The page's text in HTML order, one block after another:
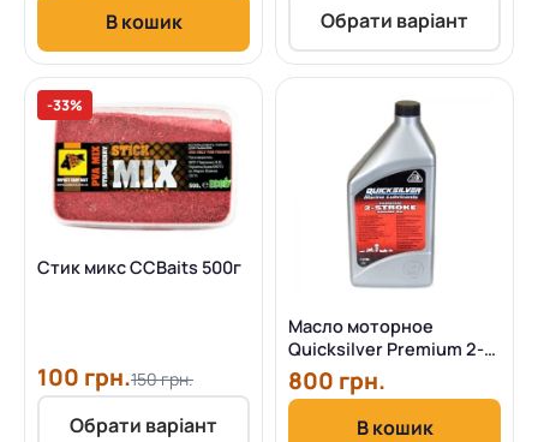
В кошик Обрати варіант
-33%
Стик микс CCBaits 500г
100 грн.150 грн.
Обрати варіант
Масло моторное
Quicksilver Premium 2-
stroke Outboard Oil TC-
W3
800 грн.
В кошик